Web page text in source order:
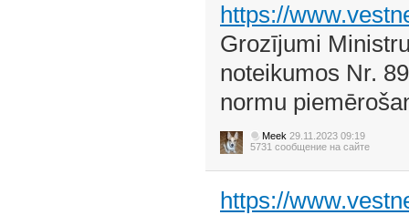
https://
Grozījumi
noteikumos Nr.
normu
Meek 29.11.2023 09:19
5731 сообщение на сайте
https://